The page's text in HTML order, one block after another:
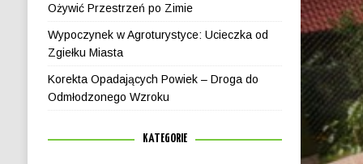
Ożywić Przestrzeń po Zimie
Wypoczynek w Agroturystyce: Ucieczka od
Zgiełku Miasta
Korekta Opadających Powiek – Droga do
Odmłodzonego Wzroku
KATEGORIE